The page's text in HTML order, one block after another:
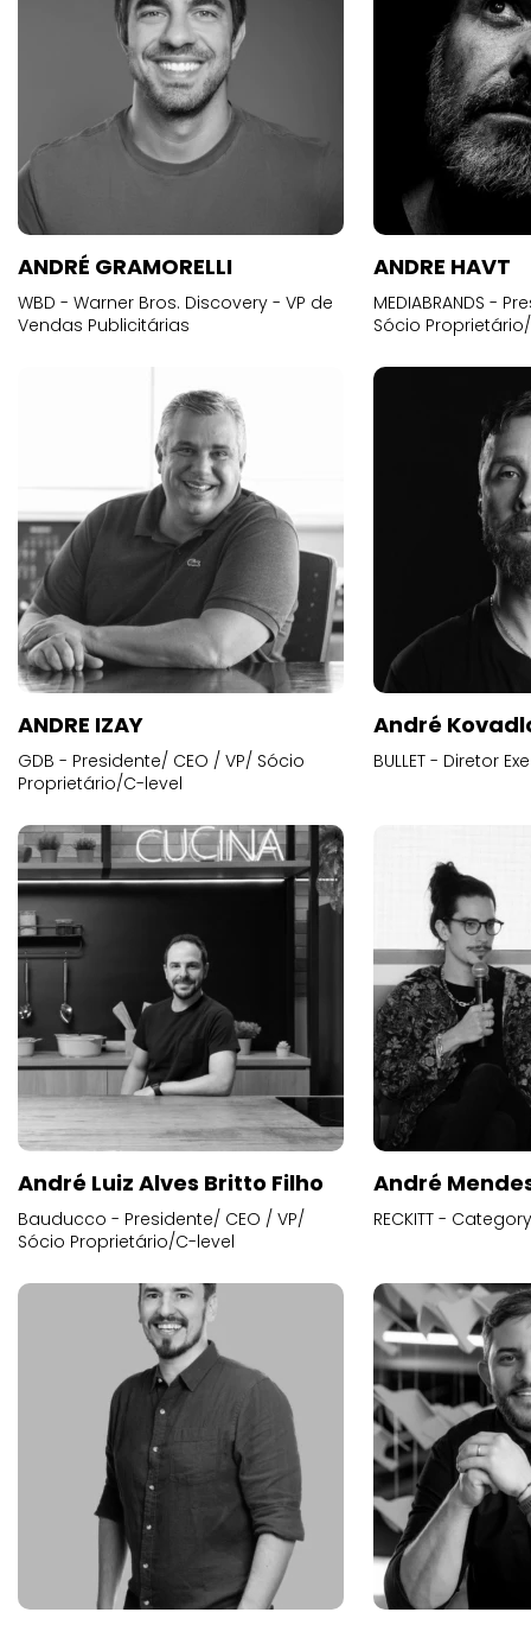
ANDRÉ GRAMORELLI
WBD - Warner Bros. Discovery - VP de
Vendas Publicitárias
ANDRE HAVT
MEDIABRANDS -
Sócio
ANDRE IZAY
GDB - Presidente/ CEO / VP/ Sócio
Proprietário/C-level
André
BULLET - Diretor
André Luiz Alves Britto Filho
Bauducco - Presidente/ CEO / VP/
Sócio Proprietário/C-level
André
RECKITT -